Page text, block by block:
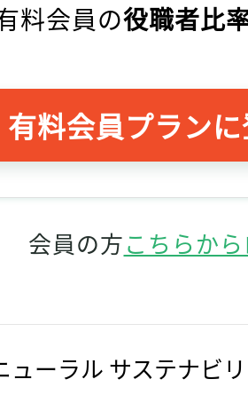
料会員の役職者比
有料会員プラン
会員の方こちらか
ューラル サステナビ